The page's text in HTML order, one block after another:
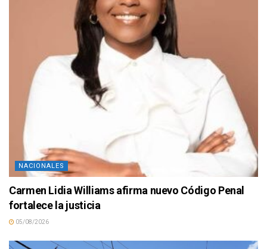
NACIONALES
Carmen Lidia Williams afirma nuevo Código Penal
fortalece la justicia
05/08/2026